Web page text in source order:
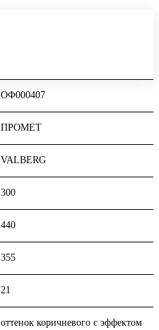
ОФ000407
ПРОМЕТ
VALBERG
300
440
355
21
оттенок коричневого с эффектом